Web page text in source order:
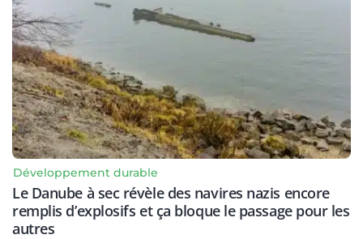
Développement durable
Le Danube à sec révèle des navires nazis encore
remplis d’explosifs et ça bloque le passage pour les
autres